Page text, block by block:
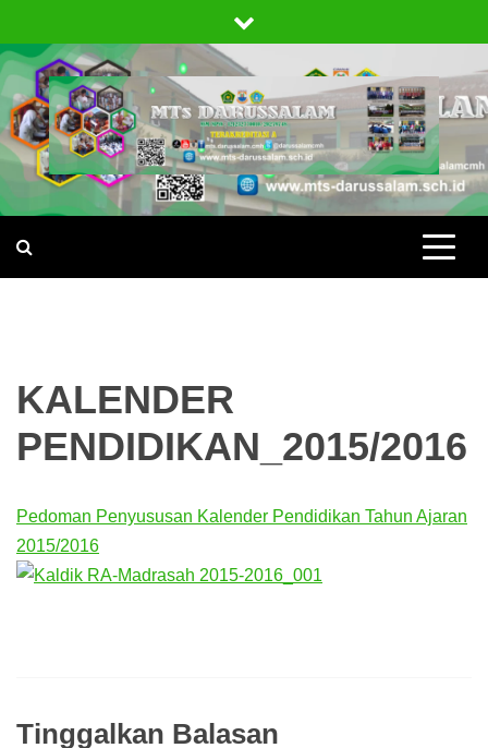
to
content
MTS
CIMAHI
KALENDER
PENDIDIKAN_2015/2016
Pedoman Penyususan Kalender Pendidikan Tahun Ajaran
2015/2016
Tinggalkan Balasan